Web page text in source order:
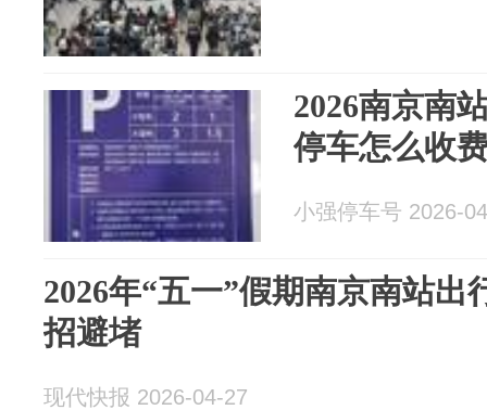
2026南京南
停车怎么收
小强停车号 2026-
2026年“五一”假期南京南站出
招避堵
现代快报 2026-04-27